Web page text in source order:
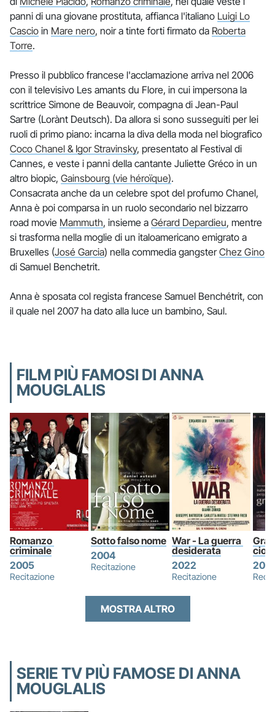
panni di una giovane prostituta, affianca l'italiano Luigi Lo
Cascio in Mare nero, noir a tinte forti firmato da Roberta
Torre.
Presso il pubblico francese l'acclamazione arriva nel 2006
con il televisivo Les amants du Flore, in cui impersona la
scrittrice Simone de Beauvoir, compagna di Jean-Paul
Sartre (Lorànt Deutsch). Da allora si sono susseguiti per lei
ruoli di primo piano: incarna la diva della moda nel biografico
Coco Chanel & Igor Stravinsky, presentato al Festival di
Cannes, e veste i panni della cantante Juliette Gréco in un
altro biopic, Gainsbourg (vie héroïque).
Consacrata anche da un celebre spot del profumo Chanel,
Anna è poi comparsa in un ruolo secondario nel bizzarro
road movie Mammuth, insieme a Gérard Depardieu, mentre
si trasforma nella moglie di un italoamericano emigrato a
Bruxelles (José Garcia) nella commedia gangsterChez Gino
di Samuel Benchetrit.
Anna è sposata col regista francese Samuel Benchétrit, con
il quale nel 2007 ha dato alla luce un bambino, Saul.
FILM PIÙ FAMOSI DI ANNA
MOUGLALIS
Romanzo
criminale
2005
Recitazione
Sotto falso nome
2004
Recitazione
War - La guerra
desiderata
2022
Recitazione
MOSTRA ALTRO
SERIE TV PIÙ FAMOSE DI ANNA
MOUGLALIS